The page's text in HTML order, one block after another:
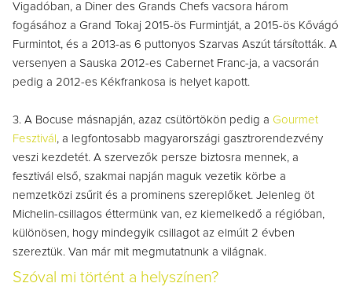
Vigadóban, a Diner des Grands Chefs vacsora három
fogásához a Grand Tokaj 2015-ös Furmintját, a 2015-ös Kővágó
Furmintot, és a 2013-as 6 puttonyos Szarvas Aszút társították. A
versenyen a Sauska 2012-es Cabernet Franc-ja, a vacsorán
pedig a 2012-es Kékfrankosa is helyet kapott.
3. A Bocuse másnapján, azaz csütörtökön pedig a Gourmet
Fesztivál , a legfontosabb magyarországi gasztrorendezvény
veszi kezdetét. A szervezők persze biztosra mennek, a
fesztivál első, szakmai napján maguk vezetik körbe a
nemzetközi zsűrit és a prominens szereplőket. Jelenleg öt
Michelin-csillagos éttermünk van, ez kiemelkedő a régióban,
különösen, hogy mindegyik csillagot az elmúlt 2 évben
szereztük. Van már mit megmutatnunk a világnak.
Szóval mi történt a helyszínen?